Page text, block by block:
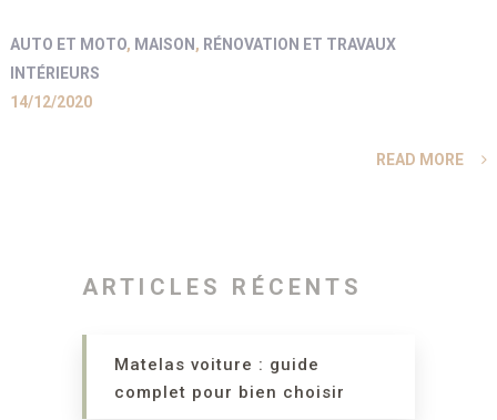
AUTO ET MOTO, MAISON , RÉNOVATION ET TRAVAUX
INTÉRIEURS
14/12/2020
READ MORE
ARTICLES RÉCENTS
Matelas voiture : guide
complet pour bien choisir